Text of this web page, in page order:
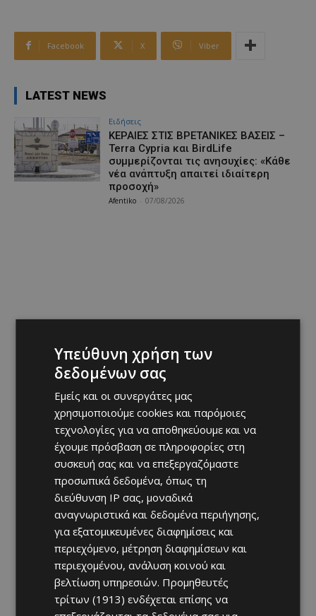
Facebook X Viber
LATEST NEWS
Ειδήσεις
ΚΕΡΑΙΕΣ ΣΤΙΣ ΒΡΕΤΑΝΙΚΕΣ ΒΑΣΕΙΣ –
Terra Cypria και BirdLife
συμμερίζονται τις ανησυχίες: «Κάθε
νέα ανάπτυξη απαιτεί ιδιαίτερη
προσοχή»
Afentiko 07/08/2026
Υπεύθυνη χρήση των
δεδομένων σας
Εμείς και οι συνεργάτες μας
χρησιμοποιούμε cookies και παρόμοιες
τεχνολογίες για να αποθηκεύουμε και να
έχουμε πρόσβαση σε πληροφορίες στη
συσκευή σας και να επεξεργαζόμαστε
προσωπικά δεδομένα, όπως τη
διεύθυνση IP σας, μοναδικά
αναγνωριστικά και δεδομένα περιήγησης,
για εξατομικευμένες διαφημίσεις και
περιεχόμενο, μέτρηση διαφημίσεων και
περιεχομένου, ανάλυση κοινού και
βελτίωση υπηρεσιών. Προμηθευτές
τρίτων (1913) ενδέχεται επίσης να